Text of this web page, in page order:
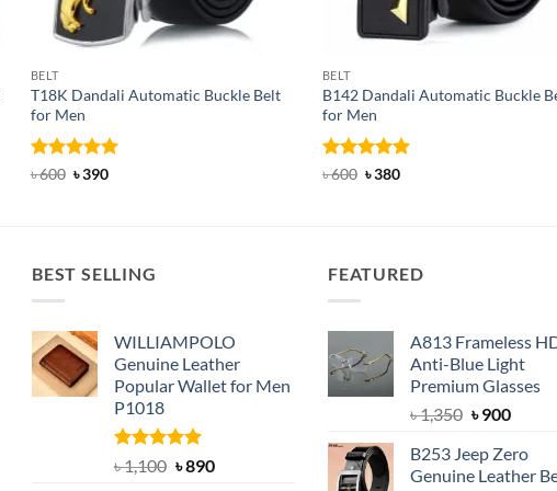
BELT
T18K Dandali Automatic Buckle Belt
for Men
Rated5
৳600 Original
৳390Current
BELT
B142 Dandali Automatic Buckle
for Men
Rated4.92
৳600 Original
৳380Current
BEST SELLING
WILLIAMPOLO
Genuine Leather
Popular Wallet for Men
P1018
Rated5.00
out of 5
৳1,100 Original
৳890Current
FEATURED
A813 Frameless
Anti-Blue Light
Premium Glasses
৳1,350 Original
was:
৳ 1,350.
৳900
is:
৳ 900.
B253 Jeep Zero
Genuine Leather